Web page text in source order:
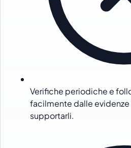
Verifiche periodiche e
facilmente dalle
supportarli.